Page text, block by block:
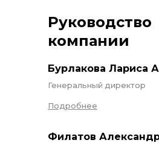
реализация
Руководство
компании
Бурлакова Лариса
Генеральный директор
Подробнее
Филатов